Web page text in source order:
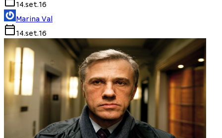
14.set.16
Marina Val
14.set.16